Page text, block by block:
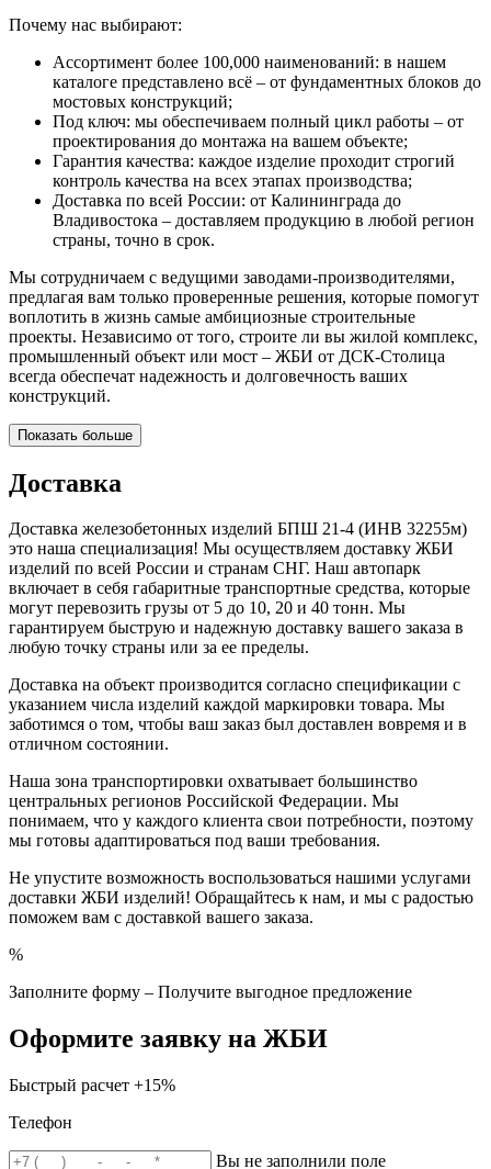
Почему нас выбирают:
Ассортимент более 100,000 наименований: в нашем
каталоге представлено всё – от фундаментных блоков до
мостовых конструкций;
Под ключ: мы обеспечиваем полный цикл работы – от
проектирования до монтажа на вашем объекте;
Гарантия качества: каждое изделие проходит строгий
контроль качества на всех этапах производства;
Доставка по всей России: от Калининграда до
Владивостока – доставляем продукцию в любой регион
страны, точно в срок.
Мы сотрудничаем с ведущими заводами-производителями,
предлагая вам только проверенные решения, которые помогут
воплотить в жизнь самые амбициозные строительные
проекты. Независимо от того, строите ли вы жилой комплекс,
промышленный объект или мост – ЖБИ от ДСК-Столица
всегда обеспечат надежность и долговечность ваших
конструкций.
Показать больше
Доставка
Доставка железобетонных изделий БПШ 21-4 (ИНВ 32255м)
это наша специализация! Мы осуществляем доставку ЖБИ
изделий по всей России и странам СНГ. Наш автопарк
включает в себя габаритные транспортные средства, которые
могут перевозить грузы от 5 до 10, 20 и 40 тонн. Мы
гарантируем быструю и надежную доставку вашего заказа в
любую точку страны или за ее пределы.
Доставка на объект производится согласно спецификации с
указанием числа изделий каждой маркировки товара. Мы
заботимся о том, чтобы ваш заказ был доставлен вовремя и в
отличном состоянии.
Наша зона транспортировки охватывает большинство
центральных регионов Российской Федерации. Мы
понимаем, что у каждого клиента свои потребности, поэтому
мы готовы адаптироваться под ваши требования.
Не упустите возможность воспользоваться нашими услугами
доставки ЖБИ изделий! Обращайтесь к нам, и мы с радостью
поможем вам с доставкой вашего заказа.
%
Заполните форму – Получите выгодное предложение
Оформите заявку на ЖБИ
Быстрый расчет +15%
Телефон
Вы не заполнили поле